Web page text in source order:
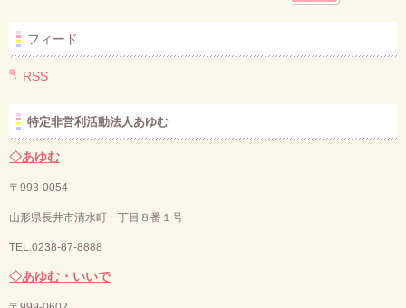
フィード
RSS
特定非営利活動法人あゆむ
◇あゆむ
〒993-0054
山形県長井市清水町一丁目８番１号
TEL:0238-87-8888
◇あゆむ・いいで